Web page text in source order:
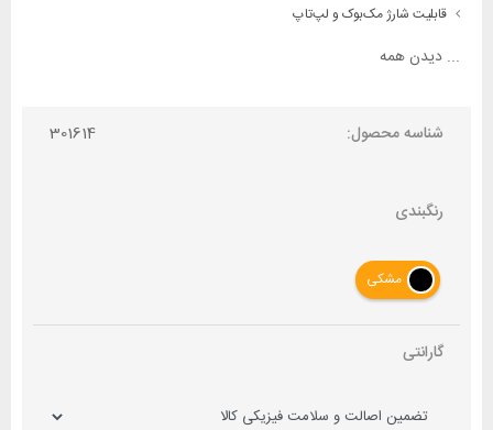
قابلیت شارژ مک‌بوک و لپ‌تاپ
... دیدن همه
شناسه محصول: 301614
رنگبندی
مشکی
گارانتی